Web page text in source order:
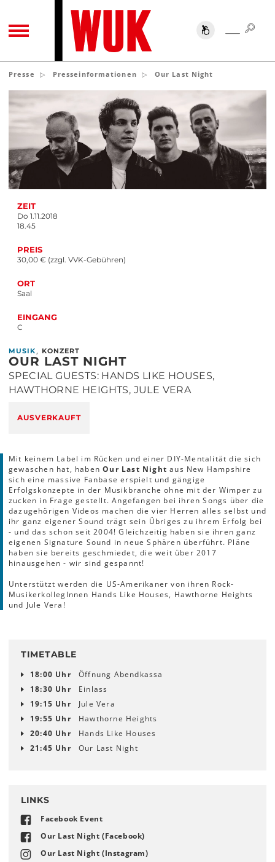
TOGGLE NAVIGATION SUCHE
Presse Presseinformationen Our Last Night
ZEIT
Do 1.11.2018
18.45
PREIS
30,00 € (zzgl. VVK-Gebühren)
ORT
Saal
EINGANG
C
MUSIK , KONZERT
OUR LAST NIGHT
SPECIAL GUESTS: HANDS LIKE HOUSES,
HAWTHORNE HEIGHTS, JULE VERA
AUSVERKAUFT
Mit keinem Label im Rücken und einer DIY-Mentalität die sich
gewaschen hat, habenOur Last Night aus New Hampshire
sich eine massive Fanbase erspielt und gängige
Erfolgskonzepte in der Musikbranche ohne mit der Wimper zu
zucken in Frage gestellt. Angefangen bei ihren Songs über die
dazugehörigen Videos machen die vier Herren alles selbst und
ihr ganz eigener Sound trägt sein Übriges zu ihrem Erfolg bei
- und das schon seit 2004! Gleichzeitig haben sie ihren ganz
eigenen Signature Sound in neue Sphären überführt. Pläne
haben sie bereits geschmiedet, die weit über 2017
hinausgehen - wir sind gespannt!
Unterstützt werden die US-Amerikaner von ihren Rock-
MusikerkollegInnen Hands Like Houses, Hawthorne Heights
und Jule Vera!
TIMETABLE
18:00 Uhr
Öffnung Abendkassa
18:30 Uhr
Einlass
19:15 Uhr
Jule Vera
19:55 Uhr
Hawthorne Heights
20:40 Uhr
Hands Like Houses
21:45 Uhr
Our Last Night
LINKS
Facebook Event
Our Last Night (Facebook)
Our Last Night (Instagram)